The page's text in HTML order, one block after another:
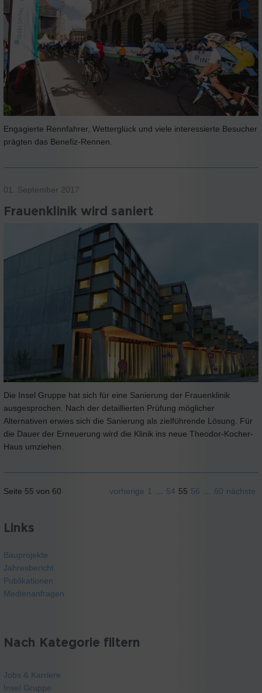
Engagierte Rennfahrer, Wetterglück und viele interessierte Besucher
prägten das Benefiz-Rennen.
01. September 2017
Frauenklinik wird saniert
Die Insel Gruppe hat sich für eine Sanierung der Frauenklinik
ausgesprochen. Nach der detaillierten Prüfung möglicher
Alternativen erwies sich die Sanierung als zielführende Lösung. Für
die Dauer der Erneuerung wird die Klinik ins neue Theodor-Kocher-
Haus umziehen.
Seite 55 von 60 vorherige 1 … 54 55 56 … 60 nächste
Links
Bauprojekte
Jahresbericht
Publikationen
Medienanfragen
Nach Kategorie filtern
Jobs & Karriere
Insel Gruppe